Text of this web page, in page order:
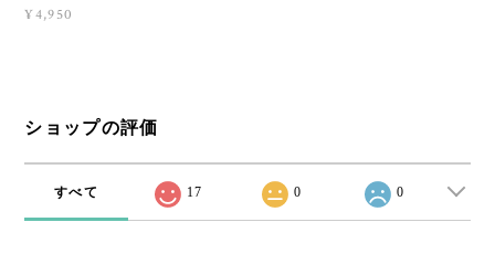
¥4,950
ショップの評価
すべて 17 0 0